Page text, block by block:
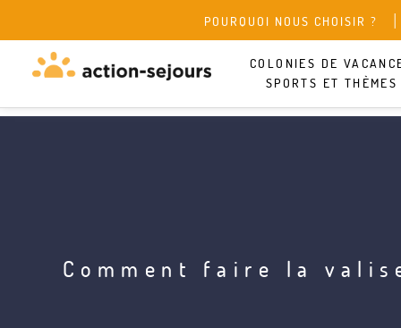
POURQUOI NOUS CHOISIR ?
COLONIES DE
SPORTS ET THÈMES
Comment faire la